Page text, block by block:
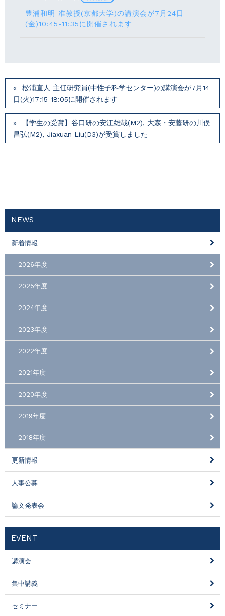
豊浦和明 准教授(京都大学)の講演会が7月24⽇
(⾦)10:45-11:35に開催されます
松浦直人 主任研究員(中性子科学センター)の講演会が7月14
⽇(火)17:15-18:05に開催されます
【学生の受賞】谷口研の安江雄哉(M2), 大森・安藤研の川俣
昌弘(M2), Jiaxuan Liu(D3)が受賞しました
NEWS
新着情報
2026年度
2025年度
2024年度
2023年度
2022年度
2021年度
2020年度
2019年度
2018年度
更新情報
人事公募
論文発表会
EVENT
講演会
集中講義
セミナー